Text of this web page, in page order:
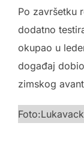
Po završetku
dodatno
okupao u
događaj
zimskog